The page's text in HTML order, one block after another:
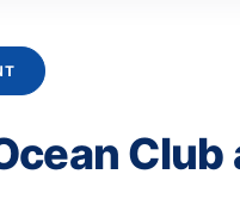
e pilates, um spa com
uma suíte de jantar
Miami.